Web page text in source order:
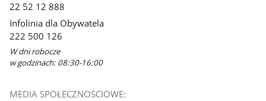
22 52 12 888
Infolinia dla Obywatela
222 500 126
W dni robocze
w godzinach: 08:30-16:00
MEDIA SPOŁECZNOŚCIOWE: